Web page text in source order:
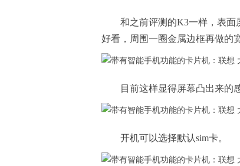
和之前评测的K3一样，表面
好看，周围一圈金属边框再做的
目前这样显得屏幕凸出来的
开机可以选择默认sim卡。